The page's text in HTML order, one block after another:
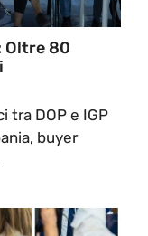
Oltre 80
tra DOP e IGP
buyer